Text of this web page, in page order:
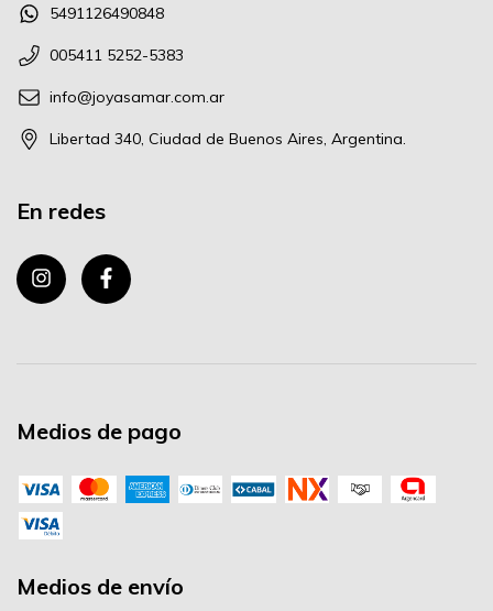
5491126490848
005411 5252-5383
info@joyasamar.com.ar
Libertad 340, Ciudad de Buenos Aires, Argentina.
En redes
Medios de pago
Medios de envío